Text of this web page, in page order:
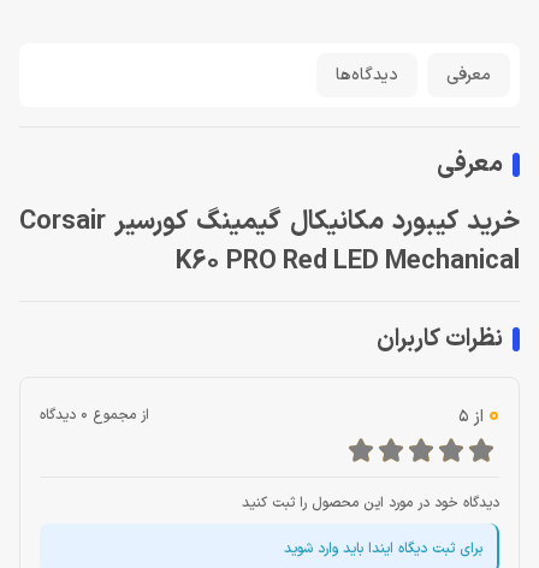
معرفی دیدگاه‌ها
معرفی
خرید کیبورد مکانیکال گیمینگ کورسیر Corsair
K60 PRO Red LED Mechanical
نظرات کاربران
0 از 5 از مجموع 0 دیدگاه
دیدگاه خود در مورد این محصول را ثبت کنید
برای ثبت دیگاه ایندا باید وارد شوید